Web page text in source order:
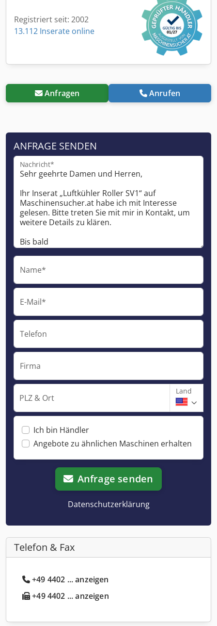
Registriert seit: 2002
13.112 Inserate online
Anfragen Anrufen
ANFRAGE SENDEN
Nachricht*
Name*
E-Mail*
Telefon
Firma
PLZ & Ort
Land
Ich bin Händler
Angebote zu ähnlichen Maschinen erhalten
Anfrage senden
Datenschutzerklärung
Telefon & Fax
+49 4402 ... anzeigen
+49 4402 ... anzeigen